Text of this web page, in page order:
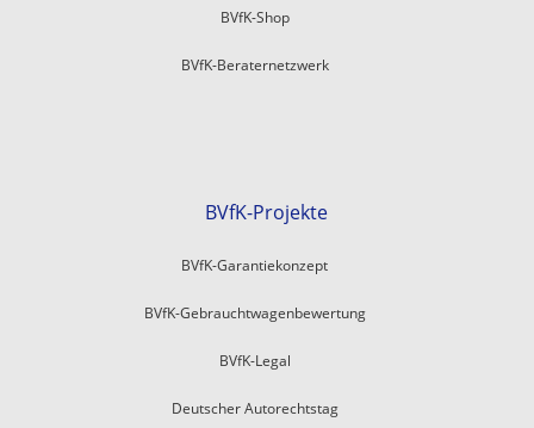
BVfK-Shop
BVfK-Beraternetzwerk
BVfK-Projekte
BVfK-Garantiekonzept
BVfK-Gebrauchtwagenbewertung
BVfK-Legal
Deutscher Autorechtstag